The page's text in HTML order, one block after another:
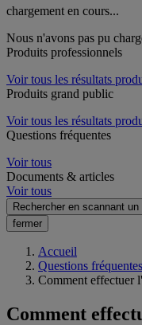
chargement en cours...
Nous n'avons pas pu
Produits professionnels
Voir tous les résultats
Produits grand public
Voir tous les résultats
Questions fréquentes
Voir tous
Documents & articles
Voir tous
Rechercher en scannant un
fermer
Accueil
Questions fréquentes
Comment effectuer
Comment